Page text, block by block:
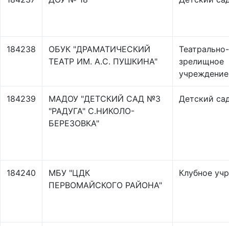
184238
ОБУК "ДРАМАТИЧЕСКИЙ
ТЕАТР ИМ. А.С. ПУШКИНА"
Театрально-
зрелищное
учреждение
184239
МАДОУ "ДЕТСКИЙ САД №3
"РАДУГА" С.НИКОЛО-
БЕРЕЗОВКА"
Детский
184240
МБУ "ЦДК
ПЕРВОМАЙСКОГО РАЙОНА"
Клубное